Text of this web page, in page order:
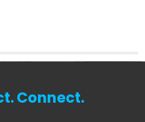
Connect.